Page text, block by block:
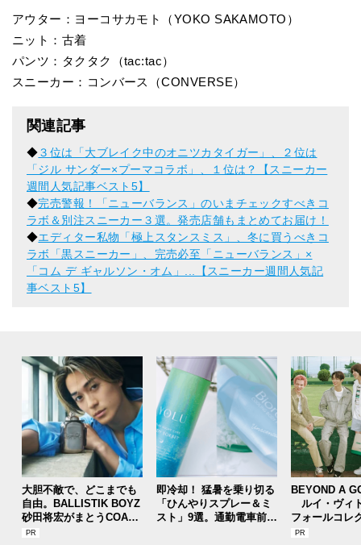
アウター：ヨーコサカモト（YOKO SAKAMOTO）
ニット：古着
パンツ：タクタク（tac:tac）
スニーカー：コンバース（CONVERSE）
関連記事
◆３位は「大ブレイク中のオニツカタイガー」、２位は
「ジル サンダー×プーマコラボ」、１位は？【スニーカー
週間人気記事ベスト5】
◆完売警報！「ニューバランス」のいまチェックすべきコ
ラボ＆別注スニーカー３選。発売店舗もまとめてお届け！
◆エディター私物「極上スタンスミス」、冬に買うべきコ
ラボ「黒スニーカー」、完売必至「ニューバランス」×
「コム デ ギャルソン・オム」...【スニーカー週間人気記
事ベスト5】
大胆不敵で、どこまでも
自由。BALLISTIK BOYZ
砂田将宏がまとうCOACH
の新作フレグランス「コ
即冷却！ 猛暑を乗り切る
「ひんやりスプレー＆ミ
スト」9選。通勤電車前、
BEYOND A
ルイ・ヴィ
フォールコレ
描くプレッピ